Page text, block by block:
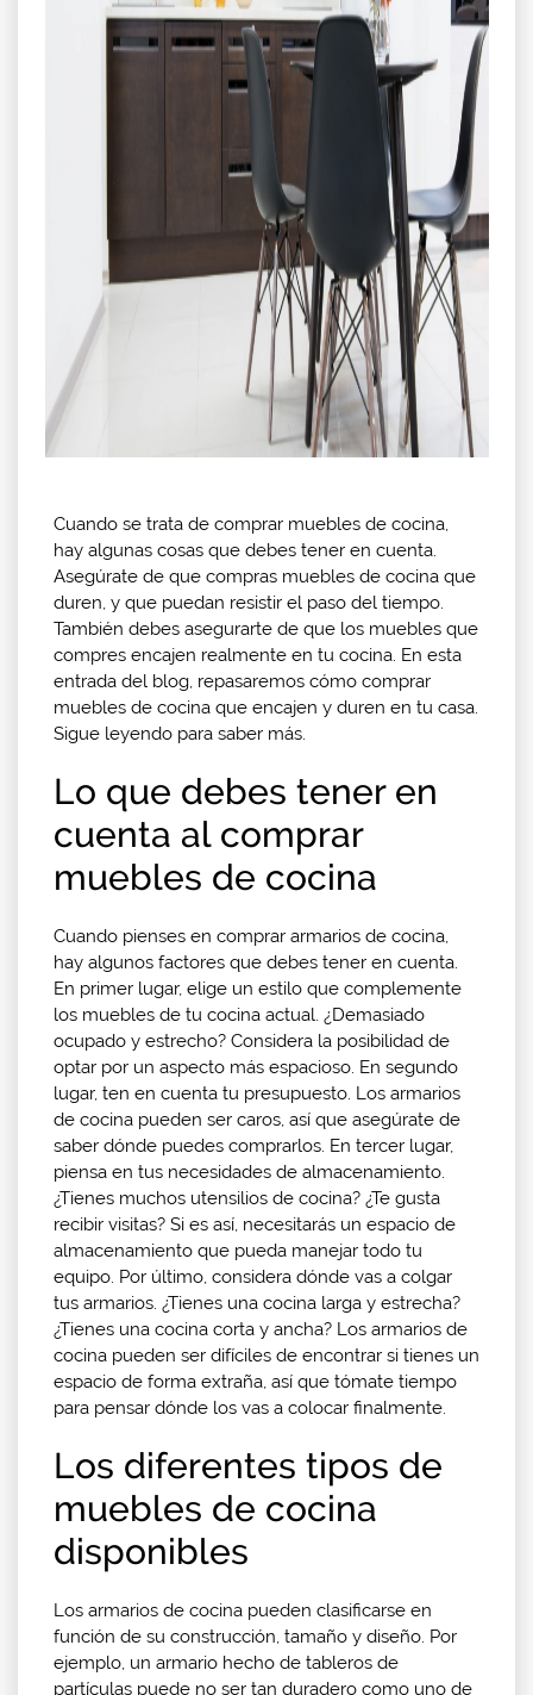
Cuando se trata de comprar muebles de cocina,
hay algunas cosas que debes tener en cuenta.
Asegúrate de que compras muebles de cocina que
duren, y que puedan resistir el paso del tiempo.
También debes asegurarte de que los muebles que
compres encajen realmente en tu cocina. En esta
entrada del blog, repasaremos cómo comprar
muebles de cocina que encajen y duren en tu casa.
Sigue leyendo para saber más.
Lo que debes tener en
cuenta al comprar
muebles de cocina
Cuando pienses en comprar armarios de cocina,
hay algunos factores que debes tener en cuenta.
En primer lugar, elige un estilo que complemente
los muebles de tu cocina actual. ¿Demasiado
ocupado y estrecho? Considera la posibilidad de
optar por un aspecto más espacioso. En segundo
lugar, ten en cuenta tu presupuesto. Los armarios
de cocina pueden ser caros, así que asegúrate de
saber dónde puedes comprarlos. En tercer lugar,
piensa en tus necesidades de almacenamiento.
¿Tienes muchos utensilios de cocina? ¿Te gusta
recibir visitas? Si es así, necesitarás un espacio de
almacenamiento que pueda manejar todo tu
equipo. Por último, considera dónde vas a colgar
tus armarios. ¿Tienes una cocina larga y estrecha?
¿Tienes una cocina corta y ancha? Los armarios de
cocina pueden ser difíciles de encontrar si tienes un
espacio de forma extraña, así que tómate tiempo
para pensar dónde los vas a colocar finalmente.
Los diferentes tipos de
muebles de cocina
disponibles
Los armarios de cocina pueden clasificarse en
función de su construcción, tamaño y diseño. Por
ejemplo, un armario hecho de tableros de
partículas puede no ser tan duradero como uno de